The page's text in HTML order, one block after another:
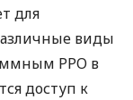
для
виды
РРО в
доступ к